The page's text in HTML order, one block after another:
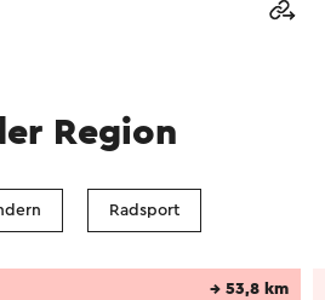
Region
Radsport
→ 53,8 km